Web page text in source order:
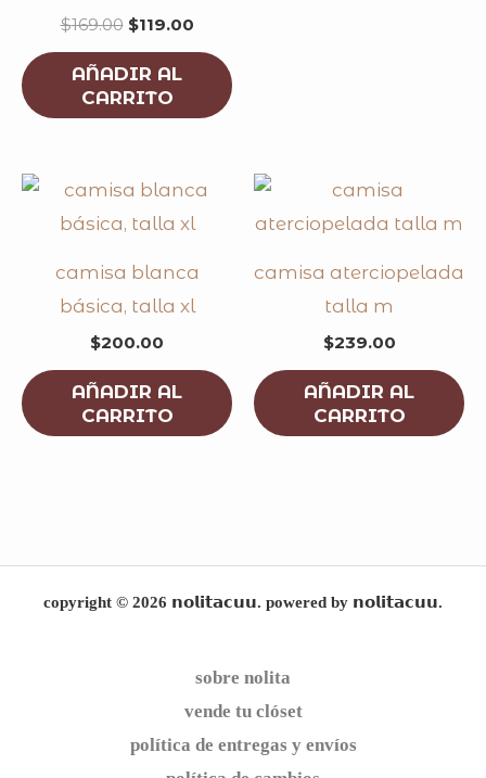
$169.00 $119.00
AÑADIR AL
CARRITO
camisa blanca
básica, talla xl
$200.00
AÑADIR AL
CARRITO
camisa aterciopelada
talla m
$239.00
AÑADIR AL
CARRITO
copyright © 2026 𝗻𝗼𝗹𝗶𝘁𝗮𝗰𝘂𝘂. powered by 𝗻𝗼𝗹𝗶𝘁𝗮𝗰𝘂𝘂.
sobre nolita
vende tu clóset
política de entregas y envíos